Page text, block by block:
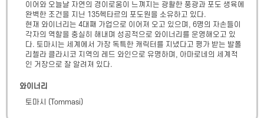
이어와 오늘날 자연의 경이로움이 느껴지는 광활한 풍광과 포도 생육에
완벽한 조건을 지닌 135헥타르의 포도원을 소유하고 있다.
현재 와이너리는 4대째 가업으로 이어져 오고 있으며, 6명의 자손들이
각자의 역할을 충실히 해내며 성공적으로 와이너리를 운영해오고 있
다. 토마시는 세계에서 가장 독특한 캐릭터를 지녔다고 평가 받는 발폴
리첼라 클라시코 지역의 레드 와인으로 유명하며, 아마로네의 세계적
인 거장으로 잘 알려져 있다.
와이너리
토마시
( Tommasi)